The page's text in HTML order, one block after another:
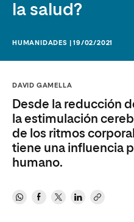
la salud?
HUMANIDADES | 19/02/2021
DAVID GAMELLA
Desde la reducción
la estimulación
de los ritmos
tiene una influencia
humano.